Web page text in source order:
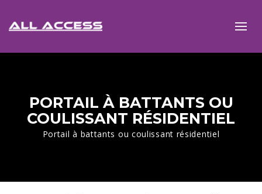
PORTAIL À BATTANTS OU
COULISSANT RÉSIDENTIEL
Portail à battants ou coulissant résidentiel